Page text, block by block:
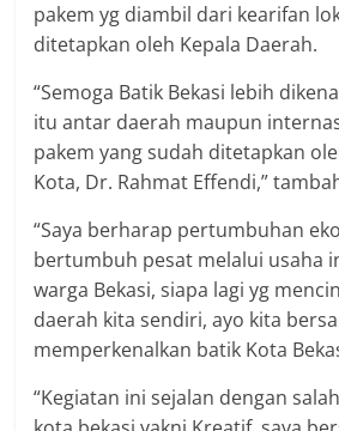
pakem yg diambil dari kearifan
ditetapkan oleh Kepala Daerah.
“Semoga Batik Bekasi lebih
itu antar daerah maupun
pakem yang sudah ditetapkan
Kota, Dr. Rahmat Effendi,”
“Saya berharap pertumbuhan
bertumbuh pesat melalui usaha
warga Bekasi, siapa lagi yg
daerah kita sendiri, ayo kita
memperkenalkan batik Kota
“Kegiatan ini sejalan dengan